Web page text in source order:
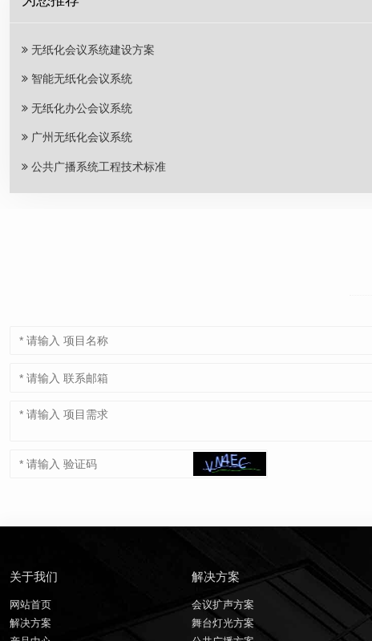
无纸化会议系统建设方案
智能无纸化会议系统
无纸化办公会议系统
广州无纸化会议系统
公共广播系统工程技术标准
关于我们
网站首页
解决方案
解决方案
会议扩声方案
舞台灯光方案